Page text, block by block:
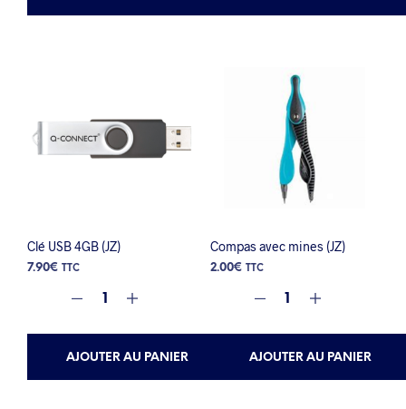
Clé USB 4GB (JZ)
7.90€ TTC
AJOUTER AU PANIER
Compas avec mines (JZ)
2.00€ TTC
AJOUTER AU PANIER